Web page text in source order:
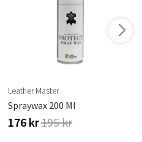
Leather Master
Spraywax 200 Ml
176 kr195 kr